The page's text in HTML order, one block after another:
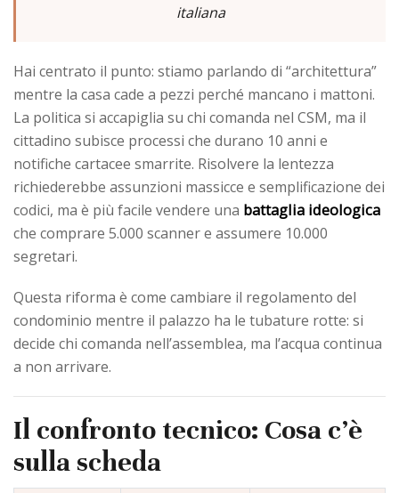
italiana
Hai centrato il punto: stiamo parlando di “architettura”
mentre la casa cade a pezzi perché mancano i mattoni.
La politica si accapiglia su chi comanda nel CSM, ma il
cittadino subisce processi che durano 10 anni e
notifiche cartacee smarrite. Risolvere la lentezza
richiederebbe assunzioni massicce e semplificazione dei
codici, ma è più facile vendere una battaglia ideologica
che comprare 5.000 scanner e assumere 10.000
segretari.
Questa riforma è come cambiare il regolamento del
condominio mentre il palazzo ha le tubature rotte: si
decide chi comanda nell’assemblea, ma l’acqua continua
a non arrivare.
Il confronto tecnico: Cosa c’è
sulla scheda